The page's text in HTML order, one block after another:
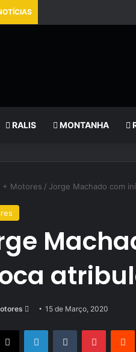
RALIS MONTANHA
+ Motores / Jorge Machado com
Send
email
15 de Março, 2020
X LinkedInTumblr Pinterest